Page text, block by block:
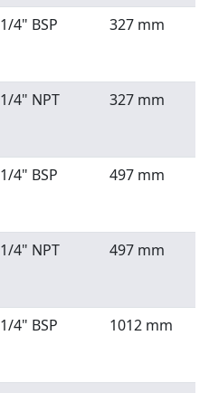
1/4" BSP 327 mm
1/4" NPT 327 mm
1/4" BSP 497 mm
1/4" NPT 497 mm
1/4" BSP 1012 mm